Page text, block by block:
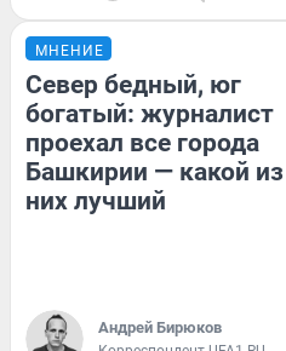
МНЕНИЕ
Север бедный, юг
богатый: журналист
проехал все города
Башкирии — какой из
них лучший
Андрей Бирюков